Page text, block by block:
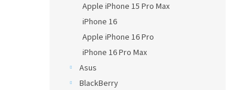
Apple iPhone 15 Pro Max
iPhone 16
Apple iPhone 16 Pro
iPhone 16 Pro Max
Asus
BlackBerry